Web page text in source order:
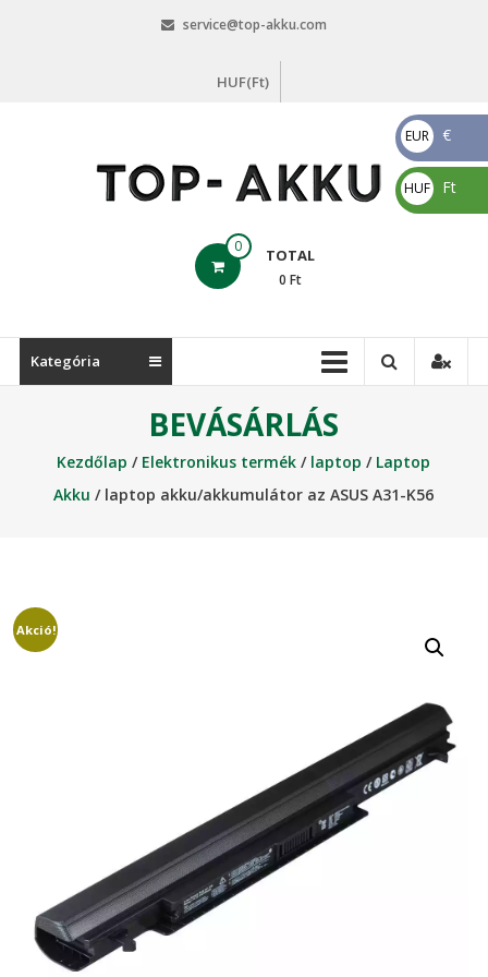
service@top-akku.com
HUF(Ft)
akku.com
0 TOTAL
0 Ft
Kategória
BEVÁSÁRLÁS
Kezdőlap / Elektronikus termék / laptop / Laptop
Akku / laptop akku/akkumulátor az ASUS A31-K56
Akció!
EUR
€
€
HUF
Ft
Ft